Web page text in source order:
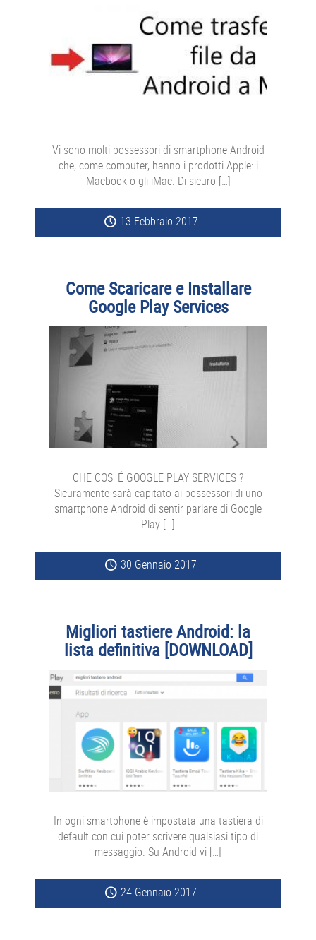
Vi sono molti possessori di smartphone Android
che, come computer, hanno i prodotti Apple: i
Macbook o gli iMac. Di sicuro […]
13 Febbraio 2017
Come Scaricare e Installare
Google Play Services
CHE COS’ É GOOGLE PLAY SERVICES ?
Sicuramente sarà capitato ai possessori di uno
smartphone Android di sentir parlare di Google
Play […]
30 Gennaio 2017
Migliori tastiere Android: la
lista definitiva [DOWNLOAD]
In ogni smartphone è impostata una tastiera di
default con cui poter scrivere qualsiasi tipo di
messaggio. Su Android vi […]
24 Gennaio 2017